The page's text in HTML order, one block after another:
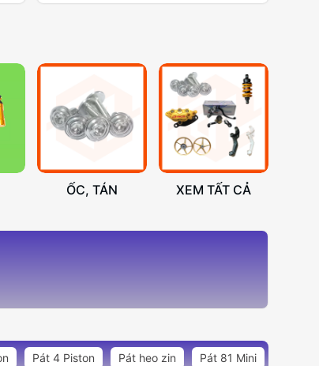
ỐC, TÁN XEM TẤT CẢ
Pát 4 Piston Pát heo zin Pát 81 Mini